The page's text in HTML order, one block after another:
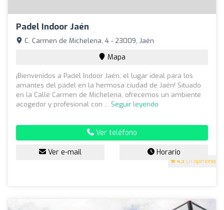
Padel Indoor Jaén
4.3 (71 opiniones)
C. Carmen de Michelena, 4 - 23009, Jaén
Mapa
¡Bienvenidos a Padel Indoor Jaén, el lugar ideal para los
amantes del pádel en la hermosa ciudad de Jaén! Situado
en la Calle Carmen de Michelena, ofrecemos un ambiente
acogedor y profesional con ... Seguir leyendo
Ver teléfono
Ver e-mail Horario